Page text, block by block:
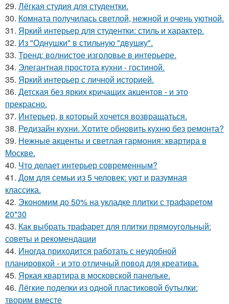
29. Лёгкая студия для студентки.
30. Комната получилась светлой, нежной и очень уютной.
31. Яркий интерьер для студентки: стиль и характер.
32. Из "Однушки" в стильную "двушку".
33. Тренд: волнистое изголовье в интерьере.
34. Элегантная простота кухни - гостиной.
35. Яркий интерьер с личной историей.
36. Детская без ярких кричащих акцентов - и это
прекрасно.
37. Интерьер, в который хочется возвращаться.
38. Редизайн кухни. Хотите обновить кухню без ремонта?
39. Нежные акценты и светлая гармония: квартира в
Москве.
40. Что делает интерьер современным?
41. Дом для семьи из 5 человек: уют и разумная
классика.
42. Экономим до 50% на укладке плитки с трафаретом
20*30
43. Как выбрать трафарет для плитки прямоугольный:
советы и рекомендации
44. Иногда приходится работать с неудобной
планировкой - и это отличный повод для креатива.
45. Яркая квартира в московской панельке.
46. Лёгкие поделки из одной пластиковой бутылки:
творим вместе